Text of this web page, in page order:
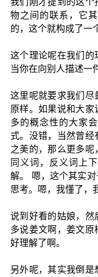
物之间的联系，它
的，这个就构成了一
这个理论呢在我们的
当你在向别人描述一
这里呢就要求我们尽
原样。如果说和大
多的概念性的大家
式。没错，当然曾经
之美的，那么更多
同义词，反义词上
解。 嗯，这个其实
思考。嗯，我懂了，
说到好看的姑娘，然
多说姜文啊，姜文
好理解了啊。
另外呢，其实我倒